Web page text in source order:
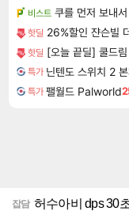
비스트 쿠를 먼저 보내
핫딜 26%할인 쟌슨빌
핫딜 [오늘 끝딜] 쿨드
특가
특가 팰월드 Palworld
잡담 허수아비 dps 30